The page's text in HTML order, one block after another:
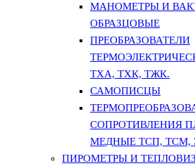
МАНОМЕТРЫ И
ОБРАЗЦОВЫЕ
ПРЕОБРАЗОВАТЕЛИ
ТХА, ТХК, ТЖК.
САМОПИСЦЫ
СОПРОТИВЛЕНИЯ
МЕДНЫЕ ТСП, ТСМ,
ПИРОМЕТРЫ И